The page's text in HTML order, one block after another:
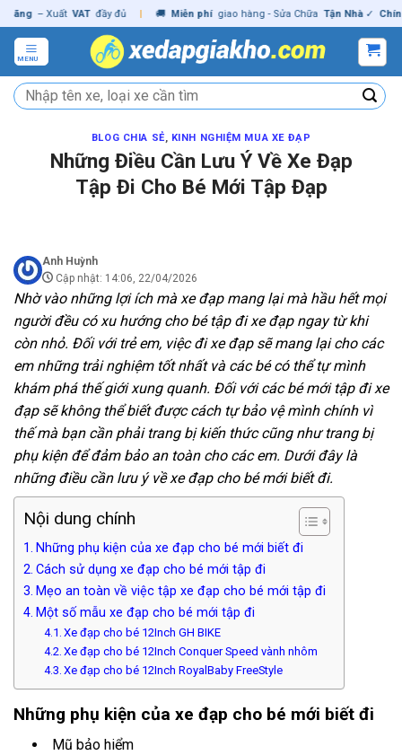
Skip
to
content
– Xuất VAT đầy đủ | 🚚 Miễn phí giao hàng - Sửa Chữa Tận Nhà ✓ Chính
MENU
Tìm
kiếm:
BLOG CHIA SẺ, KINH NGHIỆM MUA XE ĐẠP
Những Điều Cần Lưu Ý Về Xe Đạp
Tập Đi Cho Bé Mới Tập Đạp
Anh Huỳnh
Cập nhật: 14:06, 22/04/2026
Nhờ vào những lợi ích mà xe đạp mang lại mà hầu hết mọi
người đều có xu hướng cho bé tập đi xe đạp ngay từ khi
còn nhỏ. Đối với trẻ em, việc đi xe đạp sẽ mang lại cho các
em những trải nghiệm tốt nhất và các bé có thể tự mình
khám phá thế giới xung quanh. Đối với các bé mới tập đi xe
đạp sẽ không thể biết được cách tự bảo vệ mình chính vì
thế mà bạn cần phải trang bị kiến thức cũng như trang bị
phụ kiện để đảm bảo an toàn cho các em. Dưới đây là
những điều cần lưu ý về xe đạp cho bé mới biết đi.
Nội dung chính
Những phụ kiện của xe đạp cho bé mới biết đi
Cách sử dụng xe đạp cho bé mới tập đi
Mẹo an toàn về việc tập xe đạp cho bé mới tập đi
Một số mẫu xe đạp cho bé mới tập đi
Xe đạp cho bé 12Inch GH BIKE
Xe đạp cho bé 12Inch Conquer Speed vành nhôm
Xe đạp cho bé 12Inch RoyalBaby FreeStyle
Những phụ kiện của xe đạp cho bé mới biết đi
Mũ bảo hiểm